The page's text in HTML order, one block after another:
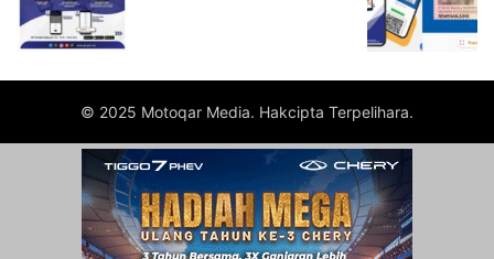
© 2025 Motoqar Media. Hakcipta Terpelihara.